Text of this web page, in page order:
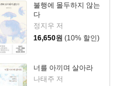
불행에 몰두하지 않는
다
정지우 저
16,650원 (10% 할인)
너를 아끼며 살아라
나태주 저